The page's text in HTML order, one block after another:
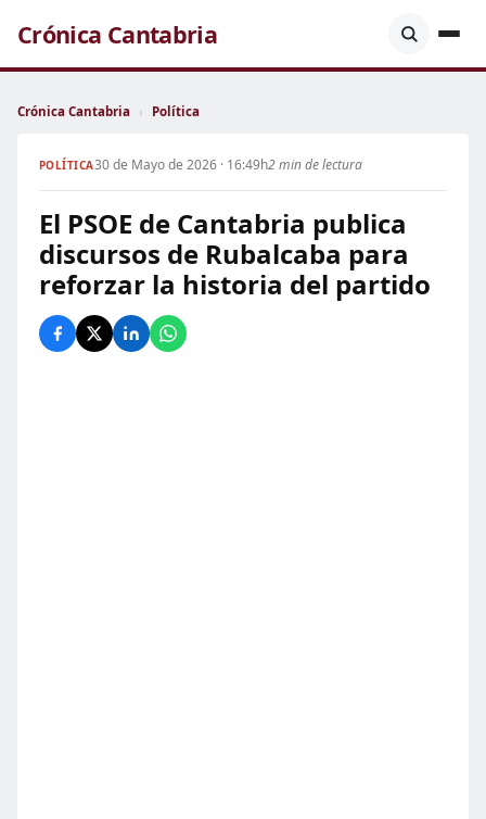
Crónica Cantabria
Crónica Cantabria › Política
POLÍTICA30 de Mayo de 2026 · 16:49h2 min de lectura
El PSOE de Cantabria publica
discursos de Rubalcaba para
reforzar la historia del partido